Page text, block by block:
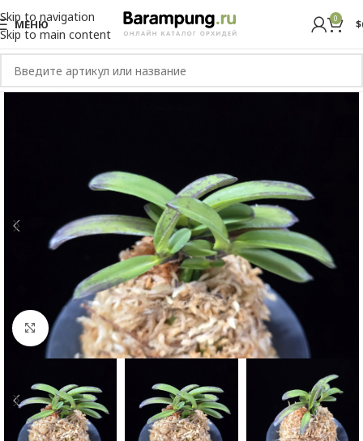
Skip to navigation
Skip to main content
МЕНЮ 0 $
Увеличить